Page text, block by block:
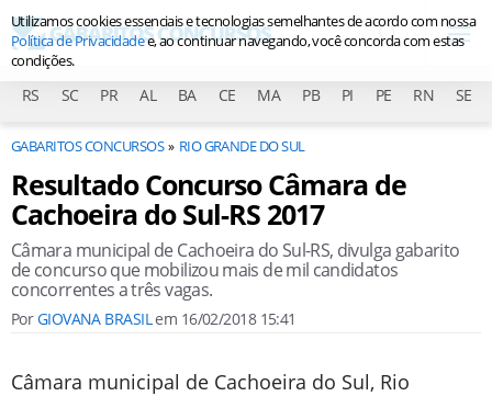
RS SC PR AL BA CE MA PB PI PE RN SE
GABARITOS CONCURSOS RIO GRANDE DO SUL
Resultado Concurso Câmara de
Cachoeira do Sul-RS 2017
Câmara municipal de Cachoeira do Sul-RS, divulga gabarito
de concurso que mobilizou mais de mil candidatos
concorrentes a três vagas.
PorGIOVANA BRASILem 16/02/2018 15:41
Câmara municipal de Cachoeira do Sul, Rio
Utilizamos cookies essenciais e tecnologias semelhantes de acordo com nossa
Política de Privacidadee, ao continuar navegando, você concorda com estas
condições.